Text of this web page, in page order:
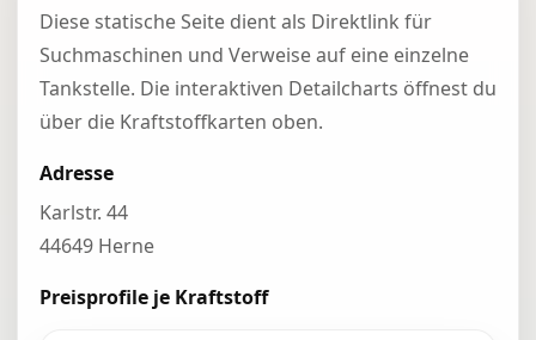
Diese statische Seite dient als Direktlink für
Suchmaschinen und Verweise auf eine einzelne
Tankstelle. Die interaktiven Detailcharts öffnest du
über die Kraftstoffkarten oben.
Adresse
Karlstr. 44
44649 Herne
Preisprofile je Kraftstoff